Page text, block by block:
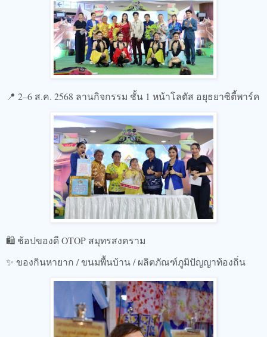
📍 2–6 ส.ค. 2568​ ลานกิจกรรม ชั้น 1 หน้าโลตัส อยุธยาซิตี้พาร์ค
🛍️ ช้อปของดี OTOP สมุทรสงคราม
✨ ของกินหายาก / ขนมพื้นบ้าน / ผลิตภัณฑ์ภูมิปัญญาท้องถิ่น